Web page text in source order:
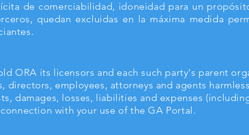
de comerciabilidad, idoneidad para un
quedan excluidas en la máxima medida
ORA its licensors and each such party's parent
directors, employees, attorneys and agents
damages, losses, liabilities and expenses
with your use of the GA Portal.